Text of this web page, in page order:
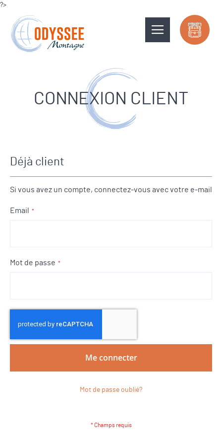
?>
CONNEXION CLIENT
Déjà client
Si vous avez un compte, connectez-vous avec votre e-mail
Email
Mot de passe
Me connecter
Mot de passe oublié?